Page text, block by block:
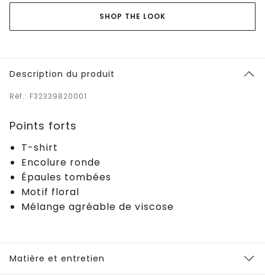
SHOP THE LOOK
Description du produit
Réf.: F32339820001
Points forts
T-shirt
Encolure ronde
Épaules tombées
Motif floral
Mélange agréable de viscose
Matière et entretien